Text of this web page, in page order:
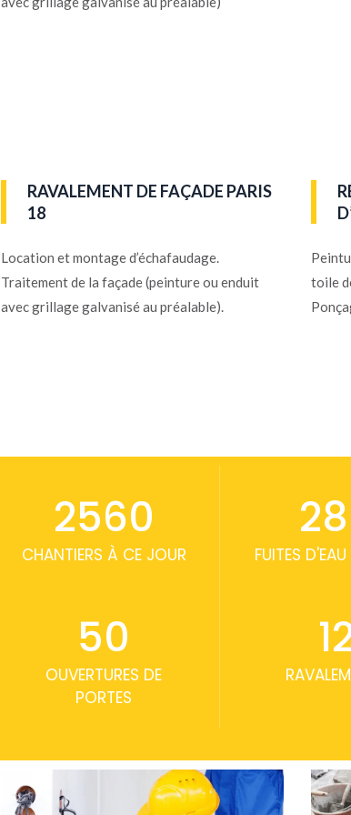
RAVALEMENT DE FAÇADE PARIS
18
Location et montage d’échafaudage.
Traitement de la façade (peinture ou enduit
avec grillage galvanisé au préalable).
toile
2650
CHANTIERS À CE JOUR
50
OUVERTURES DE
PORTES
FUITES D'EAU